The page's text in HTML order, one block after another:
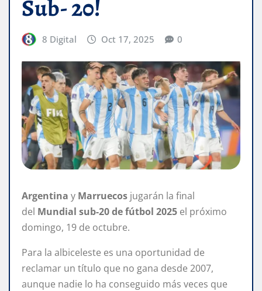
Sub- 20!
8 Digital Oct 17, 2025 0
Argentina y Marruecos jugarán la final
del Mundial sub-20 de fútbol 2025 el próximo
domingo, 19 de octubre.
Para la albiceleste es una oportunidad de
reclamar un título que no gana desde 2007,
aunque nadie lo ha conseguido más veces que